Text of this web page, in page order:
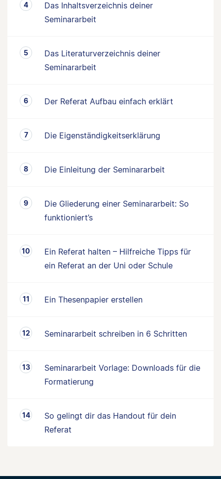
Das Inhaltsverzeichnis deiner
Seminararbeit
Das Literaturverzeichnis deiner
Seminararbeit
Der Referat Aufbau einfach erklärt
Die Eigenständigkeitserklärung
Die Einleitung der Seminararbeit
Die Gliederung einer Seminararbeit: So
funktioniert’s
Ein Referat halten – Hilfreiche Tipps für
ein Referat an der Uni oder Schule
Ein Thesenpapier erstellen
Seminararbeit schreiben in 6 Schritten
Seminararbeit Vorlage: Downloads für die
Formatierung
So gelingt dir das Handout für dein
Referat